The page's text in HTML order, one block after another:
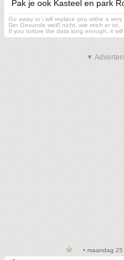
Pak je ook Kasteel en park
Go away or i will replace you withe a very
Der Gesunde weiß nicht, wie reich er ist.
If you torture the data long enough, it will
▼
• maandag